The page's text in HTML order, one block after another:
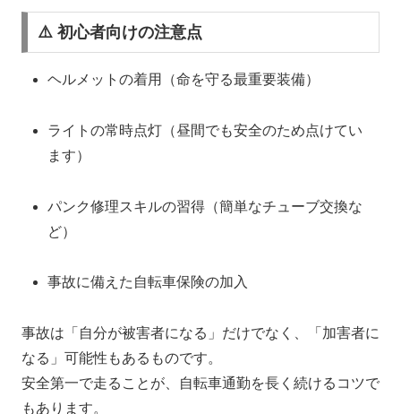
⚠️ 初心者向けの注意点
ヘルメットの着用（命を守る最重要装備）
ライトの常時点灯（昼間でも安全のため点けてい
ます）
パンク修理スキルの習得（簡単なチューブ交換な
ど）
事故に備えた自転車保険の加入
事故は「自分が被害者になる」だけでなく、「加害者に
なる」可能性もあるものです。
安全第一で走ることが、自転車通勤を長く続けるコツで
もあります。